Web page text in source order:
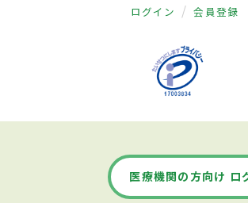
ログイン 会員登録
医療機関の方向け ロ